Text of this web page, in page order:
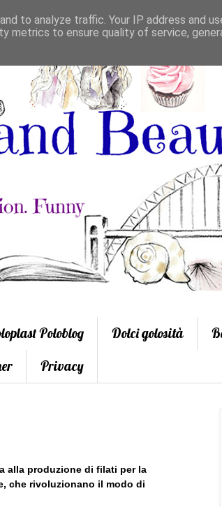
Poloblog Dolci golosità
Privacy
alla produzione di filati per la
che rivoluzionano il modo di
to analyze traffic. Your IP address and
metrics to ensure quality of service,